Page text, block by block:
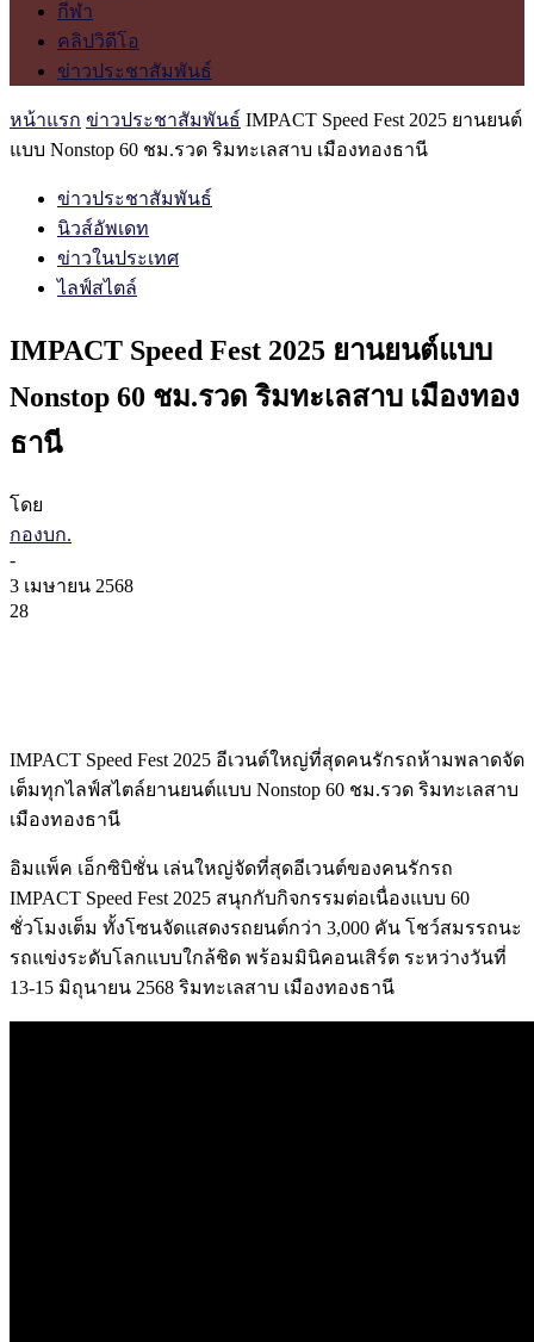
กีฬา
คลิปวิดีโอ
ข่าวประชาสัมพันธ์
หน้าแรก ข่าวประชาสัมพันธ์ IMPACT Speed Fest 2025 ยานยนต์
แบบ Nonstop 60 ชม.รวด ริมทะเลสาบ เมืองทองธานี
ข่าวประชาสัมพันธ์
นิวส์อัพเดท
ข่าวในประเทศ
ไลฟ์สไตล์
IMPACT Speed Fest 2025 ยานยนต์แบบ
Nonstop 60 ชม.รวด ริมทะเลสาบ เมืองทอง
ธานี
โดย
กองบก.
-
3 เมษายน 2568
28
IMPACT Speed Fest 2025 อีเวนต์ใหญ่ที่สุดคนรักรถห้ามพลาดจัด
เต็มทุกไลฟ์สไตล์ยานยนต์แบบ Nonstop 60 ชม.รวด ริมทะเลสาบ
เมืองทองธานี
อิมแพ็ค เอ็กซิบิชั่น เล่นใหญ่จัดที่สุดอีเวนต์ของคนรักรถ
IMPACT Speed Fest 2025 สนุกกับกิจกรรมต่อเนื่องแบบ 60
ชั่วโมงเต็ม ทั้งโซนจัดแสดงรถยนต์กว่า 3,000 คัน โชว์สมรรถนะ
รถแข่งระดับโลกแบบใกล้ชิด พร้อมมินิคอนเสิร์ต ระหว่างวันที่
13-15 มิถุนายน 2568 ริมทะเลสาบ เมืองทองธานี